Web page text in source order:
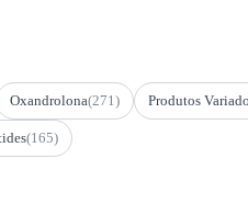
Oxandrolona(271) Produtos
(165)